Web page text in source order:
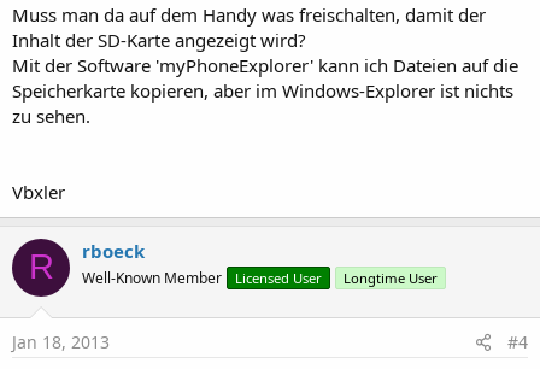
Muss man da auf dem Handy was freischalten, damit der
Inhalt der SD-Karte angezeigt wird?
Mit der Software 'myPhoneExplorer' kann ich Dateien auf die
Speicherkarte kopieren, aber im Windows-Explorer ist nichts
zu sehen.
Vbxler
R rboeck
Well-Known Member Licensed User Longtime User
Jan 18, 2013 #4